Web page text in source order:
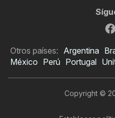
Otros países: Argentina
México Perú Portugal
Copyright ©